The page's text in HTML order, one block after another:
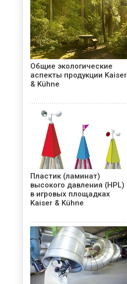
Общие экологические
аспекты продукции Kaiser
& Kühne
Пластик (ламинат)
высокого давления (HPL)
в игровых площадках
Kaiser & Kühne